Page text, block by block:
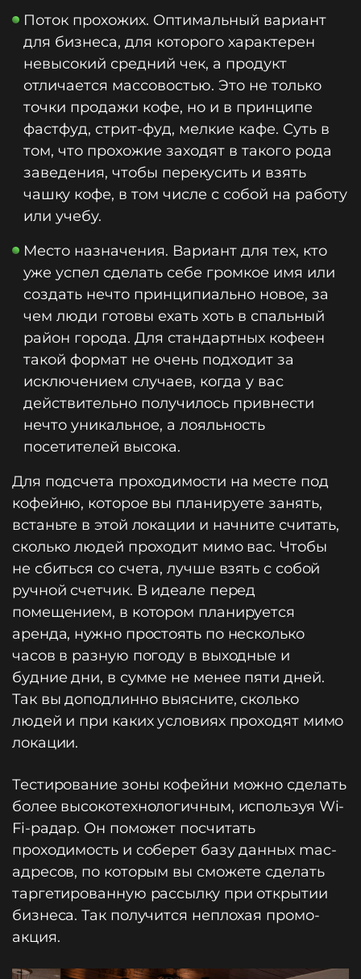
Поток прохожих. Оптимальный вариант
для бизнеса, для которого характерен
невысокий средний чек, а продукт
отличается массовостью. Это не только
точки продажи кофе, но и в принципе
фастфуд, стрит-фуд, мелкие кафе. Суть в
том, что прохожие заходят в такого рода
заведения, чтобы перекусить и взять
чашку кофе, в том числе с собой на работу
или учебу.
Место назначения. Вариант для тех, кто
уже успел сделать себе громкое имя или
создать нечто принципиально новое, за
чем люди готовы ехать хоть в спальный
район города. Для стандартных кофеен
такой формат не очень подходит за
исключением случаев, когда у вас
действительно получилось привнести
нечто уникальное, а лояльность
посетителей высока.
Для подсчета проходимости на месте под
кофейню, которое вы планируете занять,
встаньте в этой локации и начните считать,
сколько людей проходит мимо вас. Чтобы
не сбиться со счета, лучше взять с собой
ручной счетчик. В идеале перед
помещением, в котором планируется
аренда, нужно простоять по несколько
часов в разную погоду в выходные и
будние дни, в сумме не менее пяти дней.
Так вы доподлинно выясните, сколько
людей и при каких условиях проходят мимо
локации.
Тестирование зоны кофейни можно сделать
более высокотехнологичным, используя Wi-
Fi-радар. Он поможет посчитать
проходимость и соберет базу данных mac-
адресов, по которым вы сможете сделать
таргетированную рассылку при открытии
бизнеса. Так получится неплохая промо-
акция.